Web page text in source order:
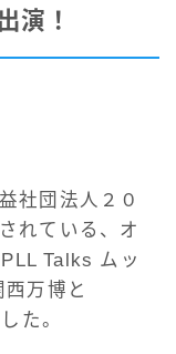
演！
社団法人２０
れている、オ
Talks ムッ
万博と
た。